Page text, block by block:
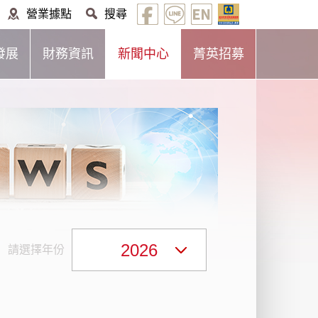
營業據點 搜尋
展 財務資訊 新聞中心 菁英招募
請選擇年份 2026